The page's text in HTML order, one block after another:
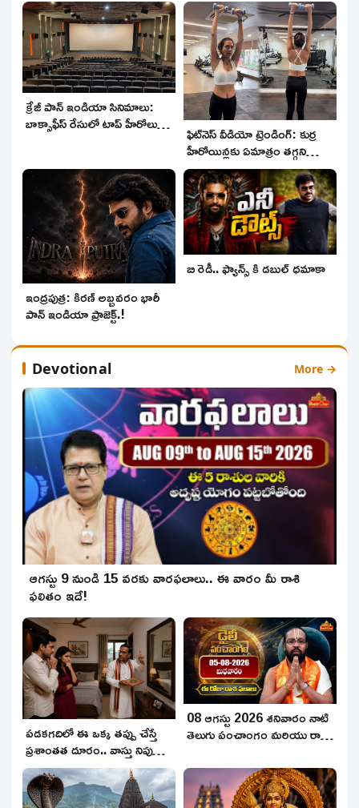
క్రేజీ పాన్ ఇండియా సినిమాలు:
బాక్సాఫీస్ రేసులో టాప్ హీరోలు..
ఒకే నెలలో పోటీ పడుతున్నాయి.! ఫిట్‌నెస్ వీడియో ట్రెండింగ్: కుర్ర
హీరోయిన్లకు ఏమాత్రం తగ్గని
గ్లామర్.!
ఇంద్రపుత్ర: కిరణ్ అబ్బవరం భారీ
పాన్ ఇండియా ప్రాజెక్ట్.!
బి రెడీ.. ఫ్యాన్స్ కి డబుల్ ధమాకా
Devotional More →
ఆగస్టు 9 నుండి 15 వరకు వారఫలాలు.. ఈ వారం మీ రాశి
ఫలితం ఇదే!
పడకగదిలో ఈ ఒక్క తప్పు చేస్తే
ప్రశాంతత దూరం.. వాస్తు నిపుణుడి
హెచ్చరిక!
08 ఆగస్టు 2026 శనివారం నాటి
తెలుగు పంచాంగం మరియు రాశి